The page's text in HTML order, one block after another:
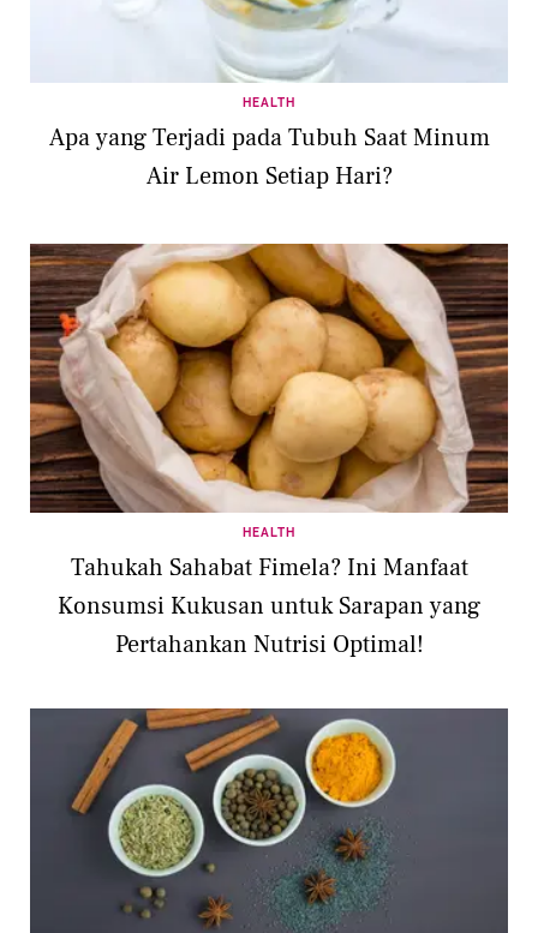
HEALTH
Apa yang Terjadi pada Tubuh Saat Minum
Air Lemon Setiap Hari?
HEALTH
Tahukah Sahabat Fimela? Ini Manfaat
Konsumsi Kukusan untuk Sarapan yang
Pertahankan Nutrisi Optimal!